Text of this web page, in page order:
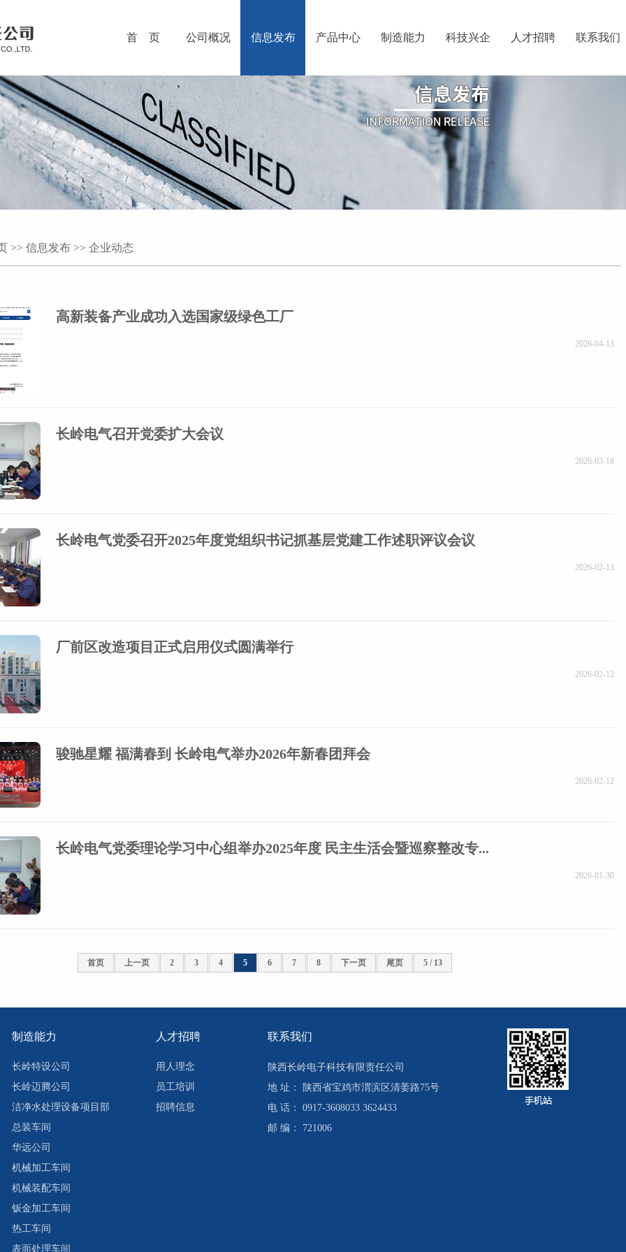
首 页 公司概况 信息发布 产品中心 制造能力 科技兴企 人才招聘 联系我们
>>信息发布 >>企业动态
高新装备产业成功入选国家级绿色工厂
2026-04-13
长岭电气召开党委扩大会议
2026-03-18
长岭电气党委召开2025年度党组织书记抓基层党建工作述职评议会议
2026-02-13
厂前区改造项目正式启用仪式圆满举行
2026-02-12
骏驰星耀 福满春到 长岭电气举办2026年新春团拜会
2026-02-12
长岭电气党委理论学习中心组举办2025年度 民主生活会暨巡察整改专...
2026-01-30
首页 上一页 2 3 4 5 6 7 8 下一页 尾页 5 / 13
制造能力
长岭特设公司
长岭迈腾公司
洁净水处理设备项目部
总装车间
华远公司
机械加工车间
机械装配车间
钣金加工车间
热工车间
表面处理车间
人才招聘
用人理念
员工培训
招聘信息
联系我们
陕西长岭电子科技有限责任公司
地 址： 陕西省宝鸡市渭滨区清姜路75号
电 话： 0917-3608033 3624433
邮 编： 721006